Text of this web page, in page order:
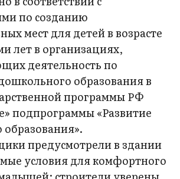
по созданию
мест для детей в возрасте
лет в организациях,
деятельность по
образования в
программы РФ
подпрограммы «Развитие
предусмотрели в здании
условия для комфортного